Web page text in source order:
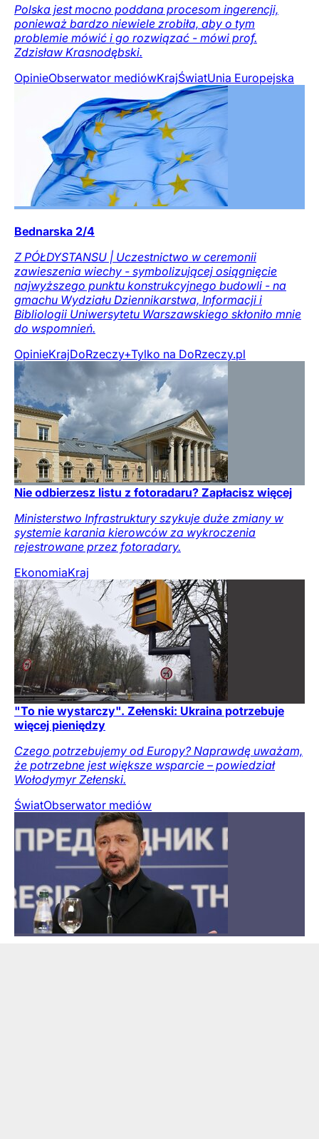
Polska jest mocno poddana procesom ingerencji,
ponieważ bardzo niewiele zrobiła, aby o tym
problemie mówić i go rozwiązać - mówi prof.
Zdzisław Krasnodębski.
OpinieObserwator mediówKrajŚwiatUnia Europejska
Bednarska 2/4
Z PÓŁDYSTANSU | Uczestnictwo w ceremonii
zawieszenia wiechy - symbolizującej osiągnięcie
najwyższego punktu konstrukcyjnego budowli - na
gmachu Wydziału Dziennikarstwa, Informacji i
Bibliologii Uniwersytetu Warszawskiego skłoniło mnie
do wspomnień.
OpinieKrajDoRzeczy+Tylko na DoRzeczy.pl
Nie odbierzesz listu z fotoradaru? Zapłacisz więcej
Ministerstwo Infrastruktury szykuje duże zmiany w
systemie karania kierowców za wykroczenia
rejestrowane przez fotoradary.
EkonomiaKraj
"To nie wystarczy". Zełenski: Ukraina potrzebuje
więcej pieniędzy
Czego potrzebujemy od Europy? Naprawdę uważam,
że potrzebne jest większe wsparcie – powiedział
Wołodymyr Zełenski.
ŚwiatObserwator mediów